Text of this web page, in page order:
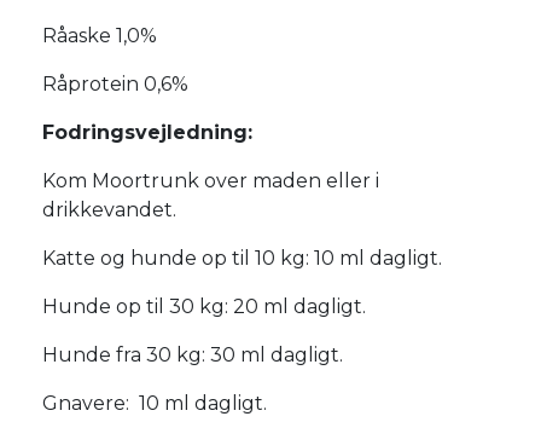
Råaske 1,0%
Råprotein 0,6%
Fodringsvejledning:
Kom Moortrunk over maden eller i
drikkevandet.
Katte og hunde op til 10 kg: 10 ml dagligt.
Hunde op til 30 kg: 20 ml dagligt.
Hunde fra 30 kg: 30 ml dagligt.
Gnavere: 10 ml dagligt.